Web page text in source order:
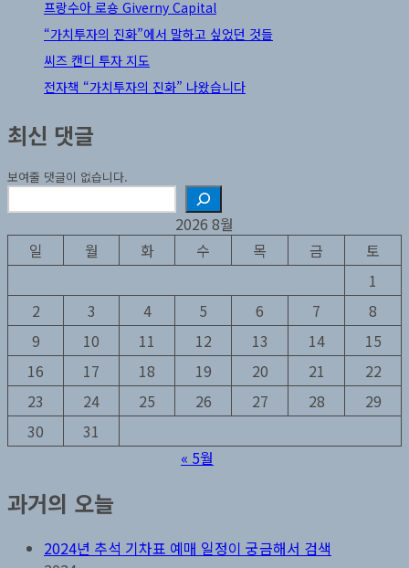
프랑수아 로숑 Giverny Capital
“가치투자의 진화”에서 말하고 싶었던 것들
씨즈 캔디 투자 지도
전자책 “가치투자의 진화” 나왔습니다
최신 댓글
보여줄 댓글이 없습니다.
색
2026 8월
일
월 화 수 목 금
토
1
2
3 4 5 6 7
8
9
10 11 12 13 14
15
16
17 18 19 20 21
22
23
24 25 26 27 28
29
30
31
« 5월
과거의 오늘
2024년 추석 기차표 예매 일정이 궁금해서 검색